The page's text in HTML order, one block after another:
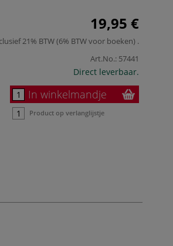
19,95 €
21% BTW (6% BTW voor boeken) .
Art.No.: 57441
Direct leverbaar.
In winkelmandje
Product op verlanglijstje